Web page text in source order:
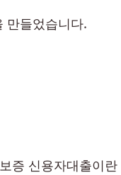
만들었습니다.
증 신용자대출이